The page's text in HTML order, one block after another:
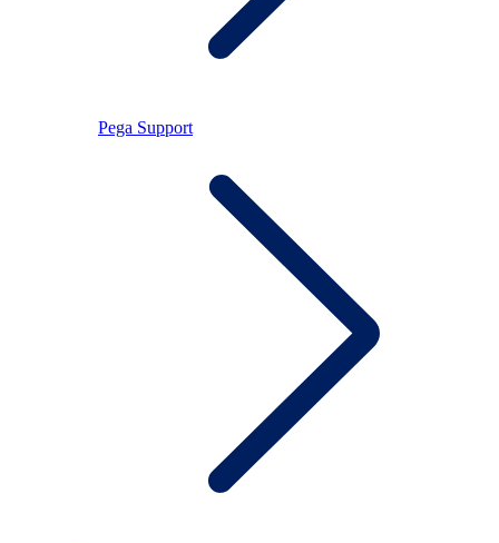
Pega Support